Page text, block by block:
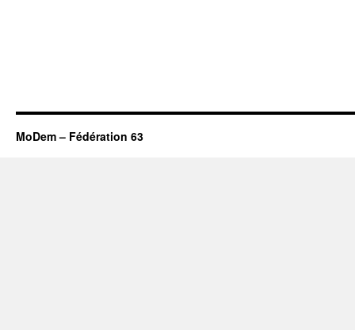
MoDem – Fédération 63